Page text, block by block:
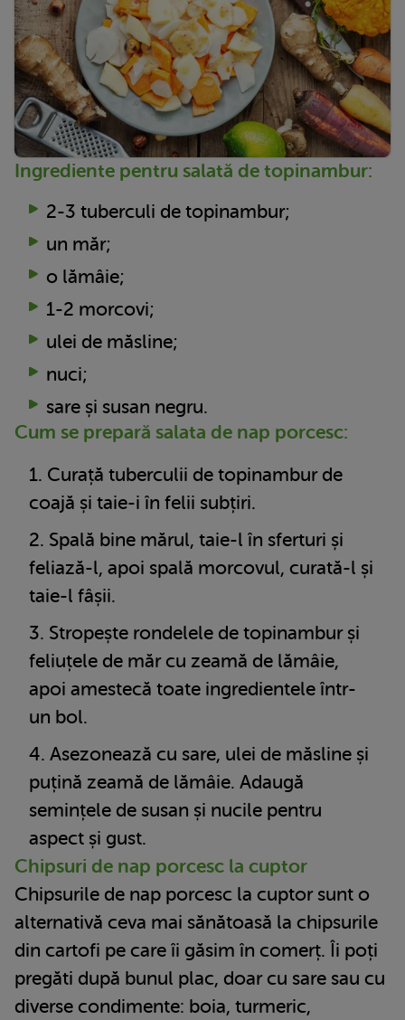
Ingrediente pentru salată de topinambur:
2-3 tuberculi de topinambur;
un măr;
o lămâie;
1-2 morcovi;
ulei de măsline;
nuci;
sare și susan negru.
Cum se prepară salata de nap porcesc:
Curață tuberculii de topinambur de
coajă și taie-i în felii subțiri.
Spală bine mărul, taie-l în sferturi și
feliază-l, apoi spală morcovul, curată-l și
taie-l fâșii.
Stropește rondelele de topinambur și
feliuțele de măr cu zeamă de lămâie,
apoi amestecă toate ingredientele într-
un bol.
Asezonează cu sare, ulei de măsline și
puțină zeamă de lămâie. Adaugă
semințele de susan și nucile pentru
aspect și gust.
Chipsuri de nap porcesc la cuptor
Chipsurile de nap porcesc la cuptor sunt o
alternativă ceva mai sănătoasă la chipsurile
din cartofi pe care îi găsim în comerț. Îi poți
pregăti după bunul plac, doar cu sare sau cu
diverse condimente: boia, turmeric,